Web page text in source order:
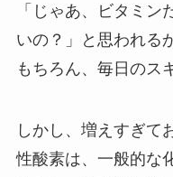
「じゃあ、ビタミ
いの？」と思われる
もちろん、毎日のス
しかし、増えすぎて
性酸素は、一般的な